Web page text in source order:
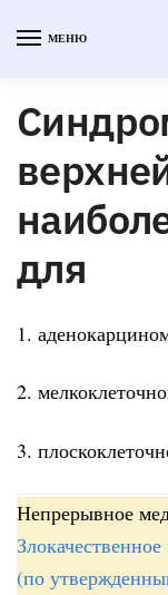
МЕНЮ
для
1.
2.
3.
Непрерывное
(по